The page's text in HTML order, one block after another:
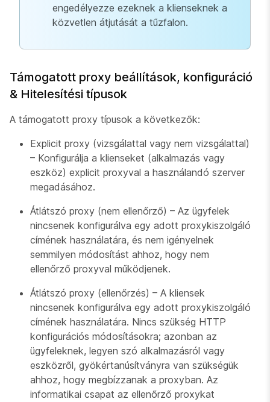
engedélyezze ezeknek a klienseknek a
közvetlen átjutását a tűzfalon.
Támogatott proxy beállítások, konfiguráció
& Hitelesítési típusok
A támogatott proxy típusok a következők:
Explicit proxy (vizsgálattal vagy nem vizsgálattal)
– Konfigurálja a klienseket (alkalmazás vagy
eszköz) explicit proxyval a használandó szerver
megadásához.
Átlátszó proxy (nem ellenőrző) – Az ügyfelek
nincsenek konfigurálva egy adott proxykiszolgáló
címének használatára, és nem igényelnek
semmilyen módosítást ahhoz, hogy nem
ellenőrző proxyval működjenek.
Átlátszó proxy (ellenőrzés) – A kliensek
nincsenek konfigurálva egy adott proxykiszolgáló
címének használatára. Nincs szükség HTTP
konfigurációs módosításokra; azonban az
ügyfeleknek, legyen szó alkalmazásról vagy
eszközről, gyökértanúsítványra van szükségük
ahhoz, hogy megbízzanak a proxyban. Az
informatikai csapat az ellenőrző proxykat